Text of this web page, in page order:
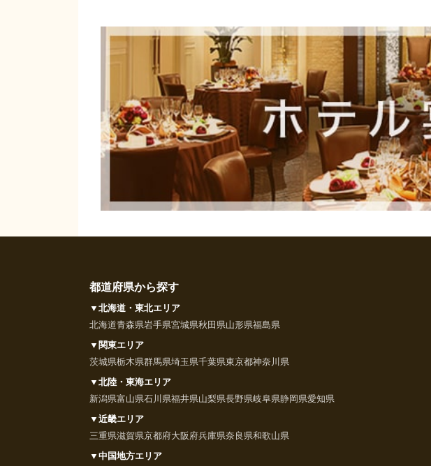
都道府県から探す
▼北海道・東北エリア
北海道青森県岩手県宮城県秋田県山形県福島県
▼関東エリア
茨城県栃木県群馬県埼玉県千葉県東京都神奈川県
▼北陸・東海エリア
新潟県富山県石川県福井県山梨県長野県岐阜県静岡県愛知県
▼近畿エリア
三重県滋賀県京都府大阪府兵庫県奈良県和歌山県
▼中国地方エリア